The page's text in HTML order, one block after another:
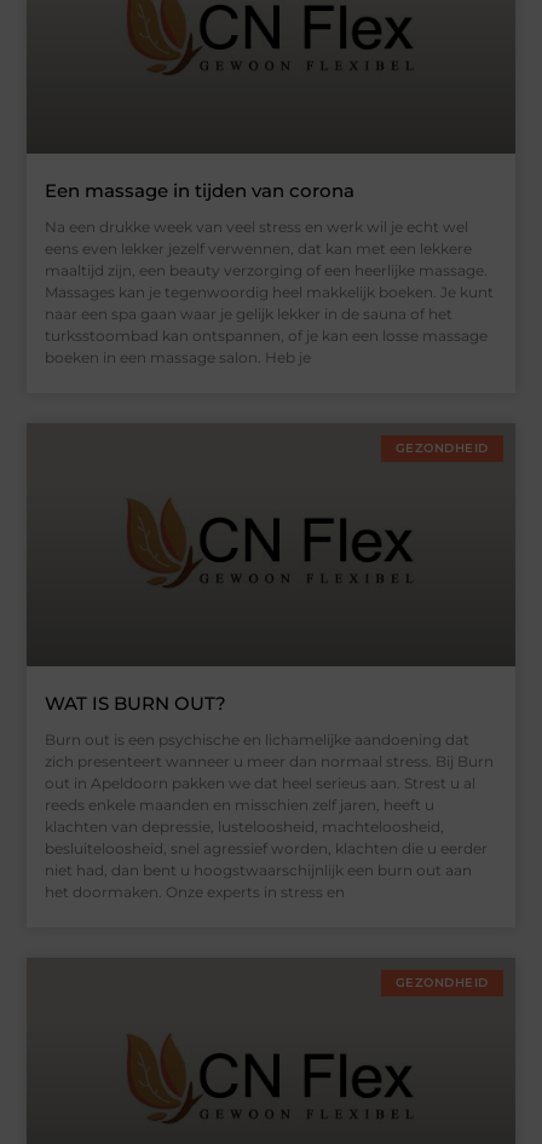
Een massage in tijden van corona
Na een drukke week van veel stress en werk wil je echt wel
eens even lekker jezelf verwennen, dat kan met een lekkere
maaltijd zijn, een beauty verzorging of een heerlijke massage.
Massages kan je tegenwoordig heel makkelijk boeken. Je kunt
naar een spa gaan waar je gelijk lekker in de sauna of het
turksstoombad kan ontspannen, of je kan een losse massage
boeken in een massage salon. Heb je
GEZONDHEID
WAT IS BURN OUT?
Burn out is een psychische en lichamelijke aandoening dat
zich presenteert wanneer u meer dan normaal stress. Bij Burn
out in Apeldoorn pakken we dat heel serieus aan. Strest u al
reeds enkele maanden en misschien zelf jaren, heeft u
klachten van depressie, lusteloosheid, machteloosheid,
besluiteloosheid, snel agressief worden, klachten die u eerder
niet had, dan bent u hoogstwaarschijnlijk een burn out aan
het doormaken. Onze experts in stress en
GEZONDHEID